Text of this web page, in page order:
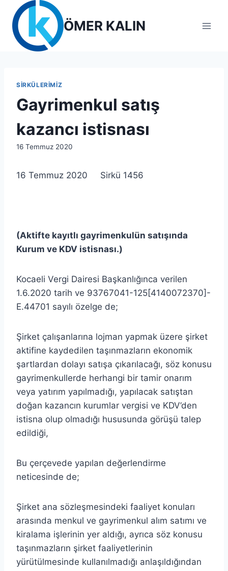
content
ÖMER KALIN
SIRKÜLERIMIZ
Gayrimenkul satış
kazancı istisnası
By
16 Temmuz 2020
16 Temmuz 2020 Sirkü 1456
(Aktifte kayıtlı gayrimenkulün satışında
Kurum ve KDV istisnası.)
Kocaeli Vergi Dairesi Başkanlığınca verilen
1.6.2020 tarih ve 93767041-125[4140072370]-
E.44701 sayılı özelge de;
Şirket çalışanlarına lojman yapmak üzere şirket
aktifine kaydedilen taşınmazların ekonomik
şartlardan dolayı satışa çıkarılacağı, söz konusu
gayrimenkullerde herhangi bir tamir onarım
veya yatırım yapılmadığı, yapılacak satıştan
doğan kazancın kurumlar vergisi ve KDV’den
istisna olup olmadığı hususunda görüşü talep
edildiği,
Bu çerçevede yapılan değerlendirme
neticesinde de;
Şirket ana sözleşmesindeki faaliyet konuları
arasında menkul ve gayrimenkul alım satımı ve
kiralama işlerinin yer aldığı, ayrıca söz konusu
taşınmazların şirket faaliyetlerinin
yürütülmesinde kullanılmadığı anlaşıldığından